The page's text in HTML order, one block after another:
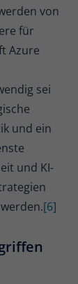
von
für
Azure
sei
und ein
und KI-
[6]